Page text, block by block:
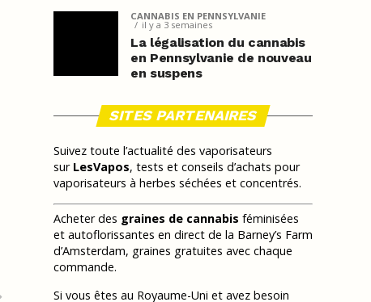
CANNABIS EN PENNSYLVANIE
il y a 3 semaines
La légalisation du cannabis
en Pennsylvanie de nouveau
en suspens
SITES PARTENAIRES
Suivez toute l’actualité des vaporisateurs
sur LesVapos, tests et conseils d’achats pour
vaporisateurs à herbes séchées et concentrés.
Acheter des graines de cannabis féminisées
et autoflorissantes en direct de la Barney’s Farm
d’Amsterdam, graines gratuites avec chaque
commande.
Si vous êtes au Royaume-Uni et avez besoin